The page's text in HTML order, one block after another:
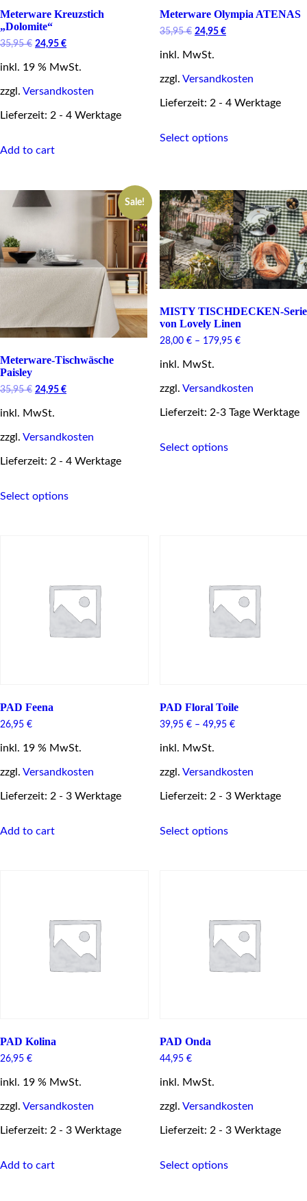
Meterware Kreuzstich
„Dolomite“
35,95€ Original
was:
24,95 €Current
is:
inkl. 19 % MwSt.
zzgl. Versandkosten
Lieferzeit: 2 - 4 Werktage
Add to cart
Meterware Olympia ATENAS
35,95€ Original
was:
24,95 €Current
inkl. MwSt.
zzgl. Versandkosten
Lieferzeit: 2 - 4 Werktage
Select optionsproduct
The
options
may
be
chosen
on
the
product
Sale!
Meterware-Tischwäsche
Paisley
35,95€ Original
was:
24,95 €Current
inkl. MwSt.
zzgl. Versandkosten
Lieferzeit: 2 - 4 Werktage
Select optionsproduct
be
chosen
on
product
MISTY TISCHDECKEN-Serie
von Lovely Linen
28,00 €– 179,95 €
inkl. MwSt.
zzgl. Versandkosten
Lieferzeit: 2-3 Tage Werktage
Select optionsproduct
product
page
PAD Feena
26,95 €
inkl. 19 % MwSt.
zzgl. Versandkosten
Lieferzeit: 2 - 3 Werktage
Add to cart
PAD Floral Toile
39,95 €– 49,95 €
inkl. MwSt.
zzgl. Versandkosten
Lieferzeit: 2 - 3 Werktage
Select optionsproduct
be
chosen
on
product
PAD Kolina
26,95 €
inkl. 19 % MwSt.
zzgl. Versandkosten
Lieferzeit: 2 - 3 Werktage
Add to cart
PAD Onda
44,95 €
inkl. MwSt.
zzgl. Versandkosten
Lieferzeit: 2 - 3 Werktage
Select optionsproduct